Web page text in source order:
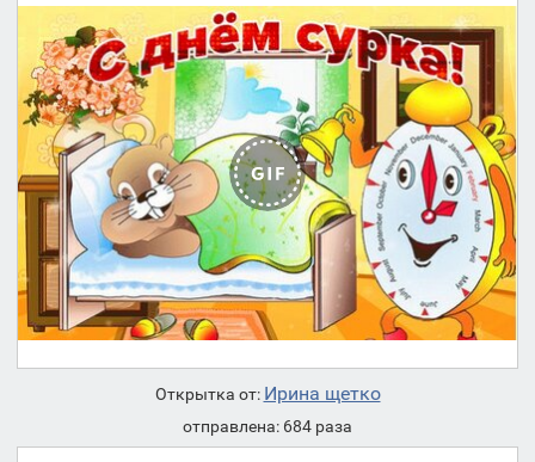
Открытка от: Ирина щетко
отправлена: 684 раза